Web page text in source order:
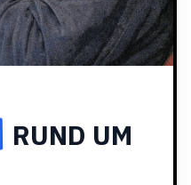
RUND UM